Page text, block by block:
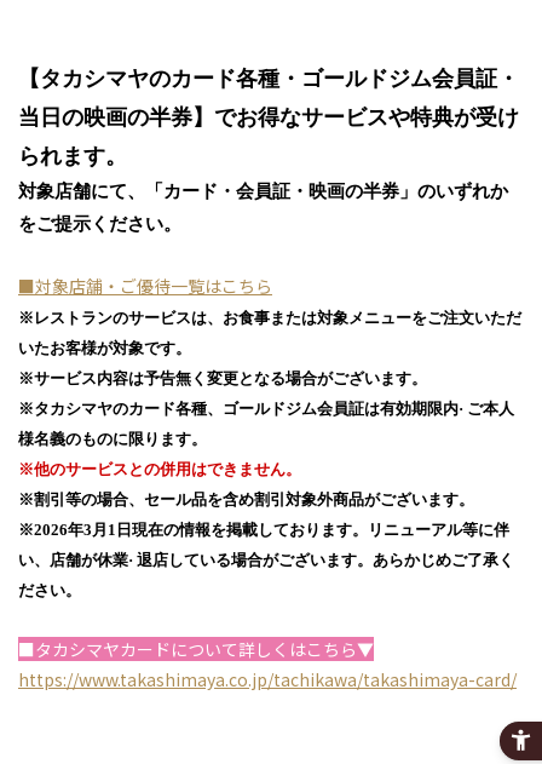
【タカシマヤのカード各種・ゴールドジム会員証・
当日の映画の半券】でお得なサービスや特典が受け
られます。
対象店舗にて、「カード・会員証・映画の半券」のいずれか
をご提示ください。
■対象店舗・ご優待一覧はこちら
※レストランのサービスは、お食事または対象メニューをご注文いただ
いたお客様が対象です。
※サービス内容は予告無く変更となる場合がございます。
※タカシマヤのカード各種、ゴールドジム会員証は有効期限内· ご本人
様名義のものに限ります。
※他のサービスとの併用はできません。
※割引等の場合、セール品を含め割引対象外商品がございます。
※2026年3月1日現在の情報を掲載しております。リニューアル等に伴
い、店舗が休業· 退店している場合がございます。あらかじめご了承く
ださい。
■タカシマヤカードについて詳しくはこちら▼
https://www.takashimaya.co.jp/tachikawa/takashimaya-card/